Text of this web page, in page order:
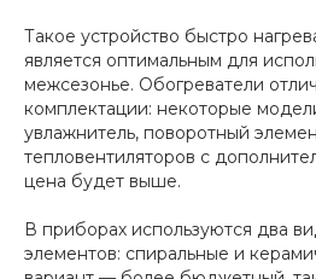
Такое устройство быстро
является оптимальным для
межсезонье. Обогреватели
комплектации: некоторые
увлажнитель, поворотный
тепловентиляторов с
цена будет выше.
В приборах используются два
элементов: спиральные и